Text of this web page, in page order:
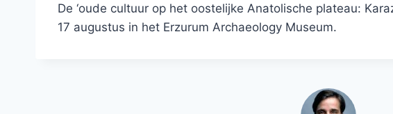
De ‘oude cultuur op het oostelijke Anatolische plateau:
17 augustus in het Erzurum Archaeology Museum.